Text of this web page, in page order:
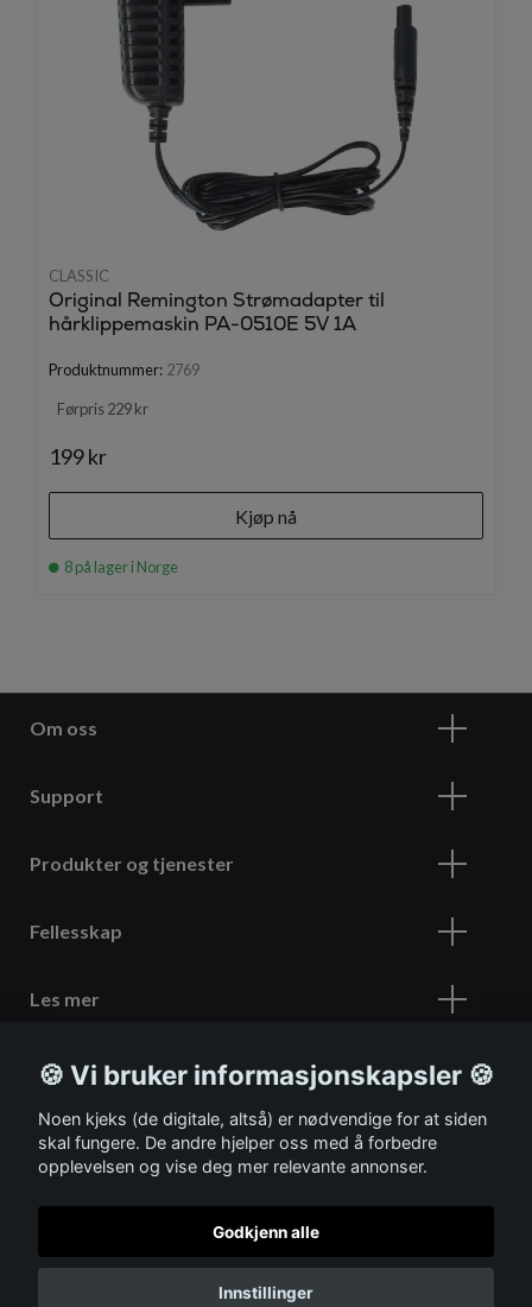
CLASSIC
Original Remington Strømadapter til
hårklippemaskin PA-0510E 5V 1A
Produktnummer: 2769
Førpris 229 kr
199 kr
Kjøp nå
8 på lager i Norge
Om oss
Support
Produkter og tjenester
Fellesskap
Les mer
Meld deg på vårt nyhetsbrev
© 2026 ITSHOP
🍪 Vi bruker informasjonskapsler 🍪
Noen kjeks (de digitale, altså) er nødvendige for at siden
skal fungere. De andre hjelper oss med å forbedre
opplevelsen og vise deg mer relevante annonser.
Godkjenn alle
Innstillinger